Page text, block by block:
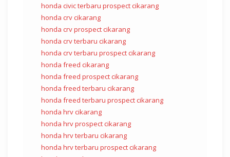
honda civic terbaru prospect cikarang
honda crv cikarang
honda crv prospect cikarang
honda crv terbaru cikarang
honda crv terbaru prospect cikarang
honda freed cikarang
honda freed prospect cikarang
honda freed terbaru cikarang
honda freed terbaru prospect cikarang
honda hrv cikarang
honda hrv prospect cikarang
honda hrv terbaru cikarang
honda hrv terbaru prospect cikarang